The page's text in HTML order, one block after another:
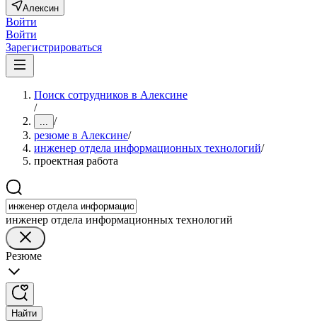
Алексин
Войти
Войти
Зарегистрироваться
Поиск сотрудников в Алексине
/
... /
резюме в Алексине/
инженер отдела информационных технологий/
проектная работа
инженер отдела информационных технологий
Резюме
Найти